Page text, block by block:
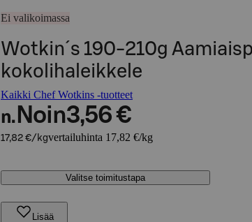
Ei valikoimassa
Wotkin´s 190-210g
kokolihaleikkele
Kaikki Chef Wotkins -tuotteet
n. Noin3,56 €
17,82 €/kgvertailuhinta 17,82 €/kg
Valitse toimitustapa
Lisää